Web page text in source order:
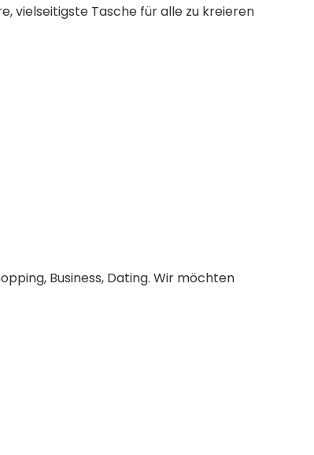
vielseitigste Tasche für alle zu kreieren
Business, Dating. Wir möchten